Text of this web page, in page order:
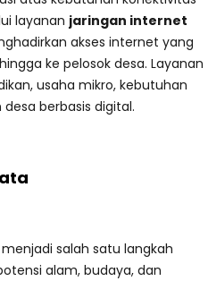
layanan jaringan internet
akses internet yang
ke pelosok desa. Layanan
usaha mikro, kebutuhan
berbasis digital.
menjadi salah satu langkah
alam, budaya, dan